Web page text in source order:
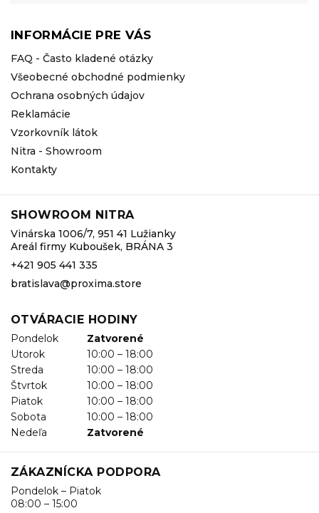
INFORMÁCIE PRE VÁS
FAQ - Často kladené otázky
Všeobecné obchodné podmienky
Ochrana osobných údajov
Reklamácie
Vzorkovník látok
Nitra - Showroom
Kontakty
SHOWROOM NITRA
Vinárska 1006/7, 951 41 Lužianky
Areál firmy Kuboušek, BRÁNA 3
+421 905 441 335
bratislava@proxima.store
OTVÁRACIE HODINY
Pondelok
Zatvorené
Utorok
10:00 – 18:00
Streda
10:00 – 18:00
Štvrtok
10:00 – 18:00
Piatok
10:00 – 18:00
Sobota
10:00 – 18:00
Nedeľa
Zatvorené
ZÁKAZNÍCKA PODPORA
Pondelok – Piatok
08:00 – 15:00